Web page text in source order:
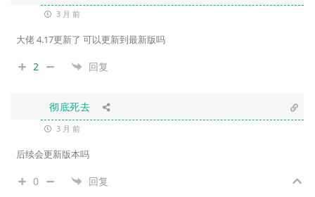
3 月 前
大佬 4.17更新了 可以更新到最新版吗
2 回复
彻底死去
3 月 前
后续会更新版本吗
0 回复